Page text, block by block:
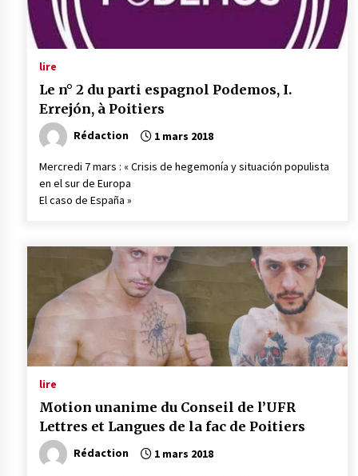
lire
Le n° 2 du parti espagnol Podemos, I.
Errejón, à Poitiers
Rédaction 1 mars 2018
Mercredi 7 mars : « Crisis de hegemonía y situación populista
en el sur de Europa
El caso de España »
lire
Motion unanime du Conseil de l’UFR
Lettres et Langues de la fac de Poitiers
Rédaction 1 mars 2018